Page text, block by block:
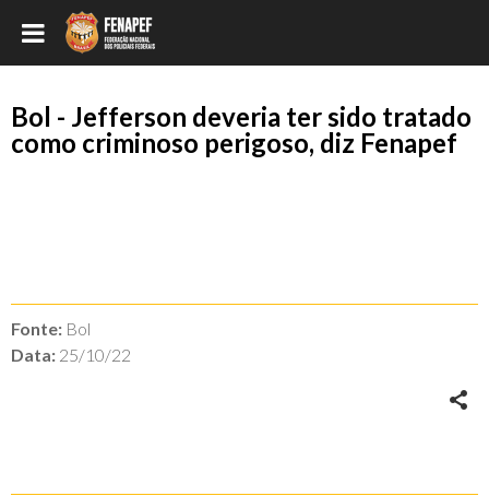
Bol - Jefferson deveria ter sido tratado
como criminoso perigoso, diz Fenapef
Fonte: Bol
Data: 25/10/22